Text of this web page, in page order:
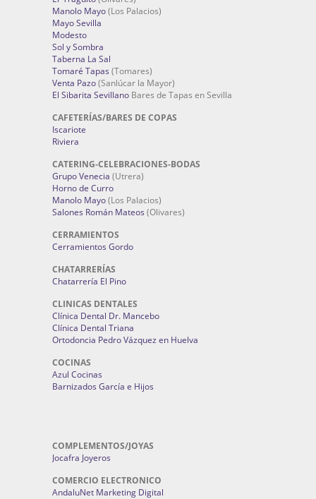
Manolo Mayo(Los Palacios)
Mayo Sevilla
Modesto
Sol y Sombra
Taberna La Sal
Tomaré Tapas (Tomares)
Venta Pazo(Sanlúcar la Mayor)
El Sibarita Sevillano Bares de Tapas en Sevilla
CAFETERÍAS/BARES DE COPAS
Iscariote
Riviera
CATERING-CELEBRACIONES-BODAS
Grupo Venecia (Utrera)
Horno de Curro
Manolo Mayo(Los Palacios)
Salones Román Mateos (Olivares)
CERRAMIENTOS
Cerramientos Gordo
CHATARRERÍAS
Chatarrería El Pino
CLINICAS DENTALES
Clínica Dental Dr. Mancebo
Clínica Dental Triana
Ortodoncia Pedro Vázquez en Huelva
COCINAS
Azul Cocinas
Barnizados García e Hijos
COMPLEMENTOS/JOYAS
Jocafra Joyeros
COMERCIO ELECTRONICO
AndaluNet Marketing Digital